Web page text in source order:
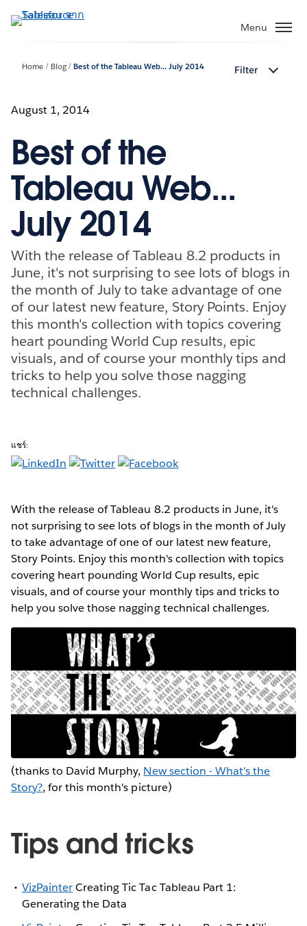
ไป
Menu
Home Blog Best of the Tableau Web... July 2014 Filter
August 1, 2014
Best of the
Tableau Web...
July 2014
With the release of Tableau 8.2 products in
June, it's not surprising to see lots of blogs in
the month of July to take advantage of one
of our latest new feature, Story Points. Enjoy
this month's collection with topics covering
heart pounding World Cup results, epic
visuals, and of course your monthly tips and
tricks to help you solve those nagging
technical challenges.
แชร์:
With the release of Tableau 8.2 products in June, it's
not surprising to see lots of blogs in the month of July
to take advantage of one of our latest new feature,
Story Points. Enjoy this month's collection with topics
covering heart pounding World Cup results, epic
visuals, and of course your monthly tips and tricks to
help you solve those nagging technical challenges.
(thanks to David Murphy, New section - What's the
Story?, for this month's picture)
Tips and tricks
VizPainterCreating Tic Tac Tableau Part 1:
Generating the Data